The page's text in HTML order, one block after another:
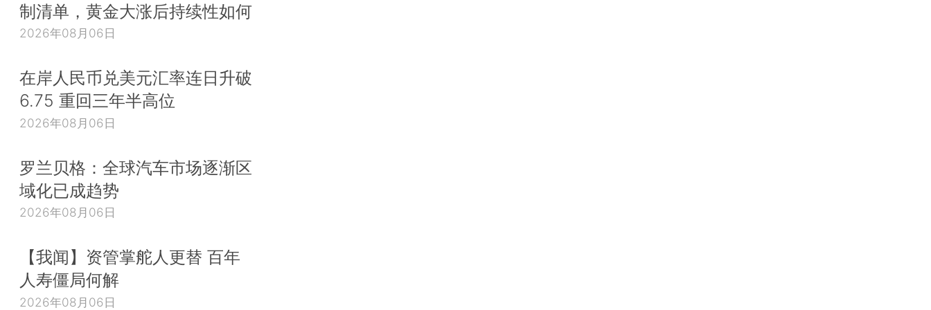
制清单，黄金大涨后持续性如何
2026年08月06日
在岸人民币兑美元汇率连日升破
6.75 重回三年半高位
2026年08月06日
罗兰贝格：全球汽车市场逐渐区
域化已成趋势
2026年08月06日
【我闻】资管掌舵人更替 百年
人寿僵局何解
2026年08月06日